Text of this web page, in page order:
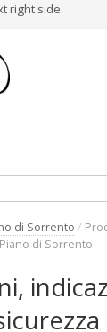
right side.
di Sorrento /
di Sorrento